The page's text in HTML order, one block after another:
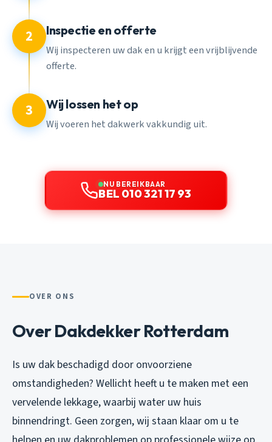
2 Inspectie en offerte
Wij inspecteren uw dak en u krijgt een vrijblijvende
offerte.
3 Wij lossen het op
Wij voeren het dakwerk vakkundig uit.
NU BEREIKBAAR
BEL 010 321 17 93
OVER ONS
Over Dakdekker Rotterdam
Is uw dak beschadigd door onvoorziene
omstandigheden? Wellicht heeft u te maken met een
vervelende lekkage, waarbij water uw huis
binnendringt. Geen zorgen, wij staan klaar om u te